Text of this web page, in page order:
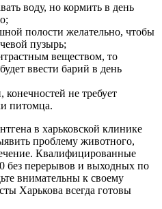
воду, но кормить в день
полости желательно, чтобы
пузырь;
веществом, то
ввести барий в день
конечностей не требует
питомца.
в харьковской клинике
проблему животного,
Квалифицированные
без перерывов и выходных по
внимательны к своему
Харькова всегда готовы